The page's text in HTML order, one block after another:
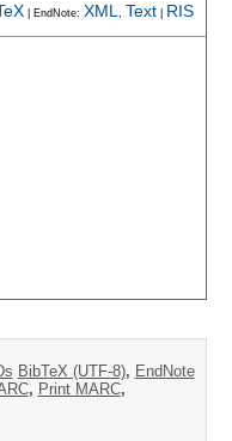
| EndNote: XML , Text RIS
BibTeX (UTF-8), EndNote
, Print MARC,